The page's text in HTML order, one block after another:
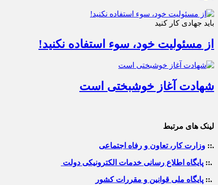
باید جهادی کار کنید
از مسئولیت خود، سوء استفاده نکنید!
شهادت آغاز خوشبختی است
لینک های مرتبط
.:: وزارت کار، تعاون و رفاه اجتماعی
.:: پایگاه اطلاع رسانی خدمات الکترونیکی دولت
.:: پایگاه ملی قوانین و مقررات کشور